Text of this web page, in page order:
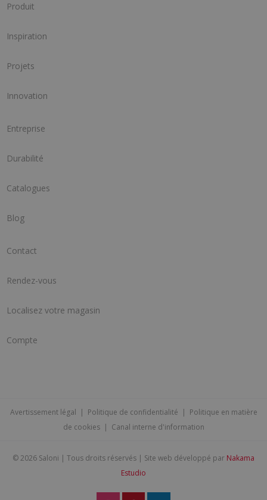
Produit
Inspiration
Projets
Innovation
Entreprise
Durabilité
Catalogues
Blog
Contact
Rendez-vous
Localisez votre magasin
Compte
Avertissement légal | Politique de confidentialité | Politique en matière
de cookies| Canal interne d'information
©2026 Saloni | Tous droits réservés | Site web développé par Nakama
Estudio